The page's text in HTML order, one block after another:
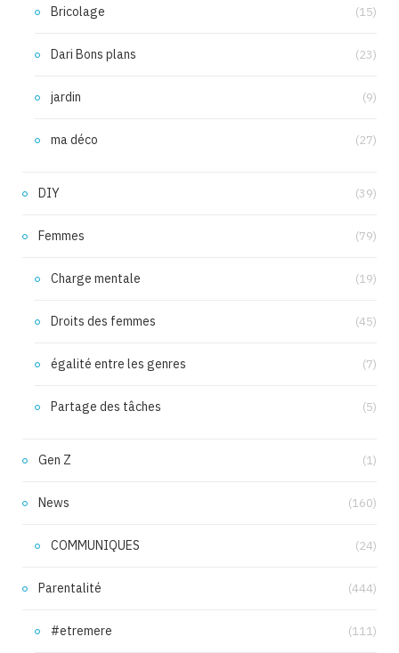
Bricolage (15)
Dari Bons plans (23)
jardin (9)
ma déco (27)
DIY (39)
Femmes (79)
Charge mentale (19)
Droits des femmes (45)
égalité entre les genres (7)
Partage des tâches (5)
Gen Z (1)
News (160)
COMMUNIQUES (24)
Parentalité (444)
#etremere (111)